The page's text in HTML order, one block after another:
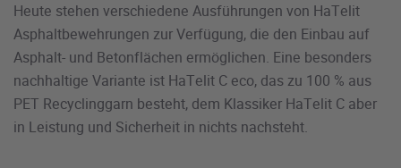
Heute stehen verschiedene Ausführungen von HaTelit
Asphaltbewehrungen zur Verfügung, die den Einbau auf
Asphalt- und Betonflächen ermöglichen. Eine besonders
nachhaltige Variante ist HaTelit C eco, das zu 100 % aus
PET Recyclinggarn besteht, dem Klassiker HaTelit C aber
in Leistung und Sicherheit in nichts nachsteht.